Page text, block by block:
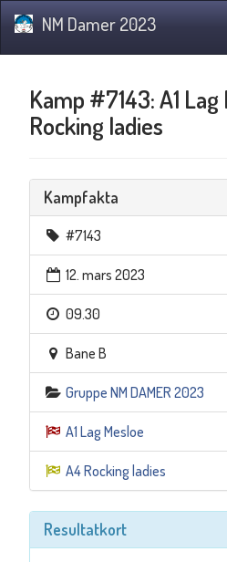
NM Damer 2023
Kamp #7143: A1
Rocking ladies
Kampfakta
#7143
12. mars 2023
09.30
Bane B
Gruppe NM DAMER 2023
A1 Lag Mesloe
A4 Rocking ladies
Resultatkort